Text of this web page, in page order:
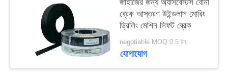
জাহাজের জন্য অ্যাসবেস্টস বোনা
ব্রেক আস্তরণ উইন্ডলাস মোরিং
ড্রিলিং মেশিন লিফট ব্রেক
negotiable MOQ:0.5 টন
যোগাযোগ